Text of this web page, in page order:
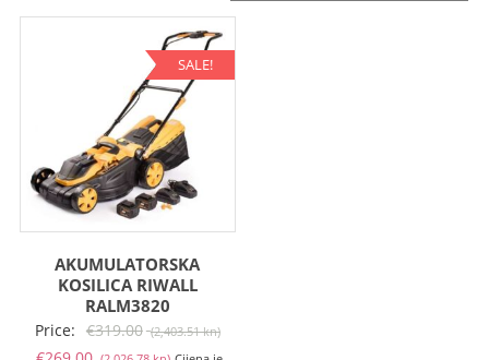
SALE!
AKUMULATORSKA
KOSILICA RIWALL
RALM3820
Price: €319.00 (2,403.51 kn)Izvorna
cijena
Trenutna